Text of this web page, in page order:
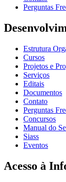
Perguntas
Estrutura
Cursos
Projetos e
Serviços
Editais
Documentos
Contato
Perguntas
Concursos
Manual do
Siass
Eventos
Acesso à